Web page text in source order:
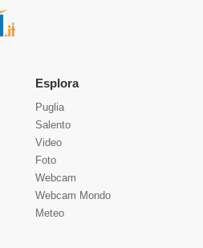
Esplora
Puglia
Salento
Video
Foto
Webcam
Webcam Mondo
Meteo